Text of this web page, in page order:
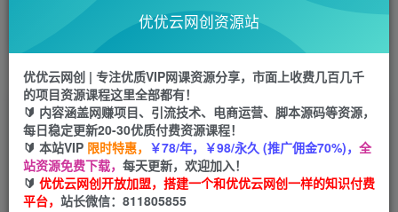
站长V：hu91275
推荐
首页 冒泡网 正文
亚马逊CPC广告训练营，迅速夯实广告基础，有效
提升广告技能
优优云网创
2年前发布
关注 私信
优优云网创资源站
优优云网创 | 专注优质VIP网课资源分享，市面上收费几百几千
的项目资源课程这里全部都有！
🔰 内容涵盖网赚项目、引流技术、电商运营、脚本源码等资源，
每日稳定更新20-30优质付费资源课程！
🔰 本站VIP 限时特惠， ￥78/年，￥98/永久 (推广佣金70%)， 全
站资源免费下载， 每天更新，欢迎加入！
🔰 优优云网创开放加盟，搭建一个和优优云网创一样的知识付费
平台， 站长微信：811805855